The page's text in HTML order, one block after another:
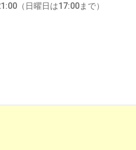
（日曜日は17:00まで）